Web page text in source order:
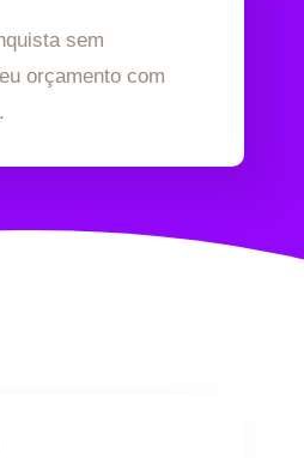
sem
orçamento com